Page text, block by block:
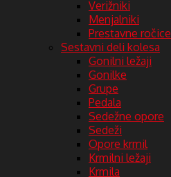
Verižniki
Menjalniki
Prestavne ročice
Sestavni deli kolesa
Gonilni ležaji
Gonilke
Grupe
Pedala
Sedežne opore
Sedeži
Opore krmil
Krmilni ležaji
Krmila